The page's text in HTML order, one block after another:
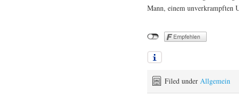
Mann, einem unverkrampften
Filed under Allgemein